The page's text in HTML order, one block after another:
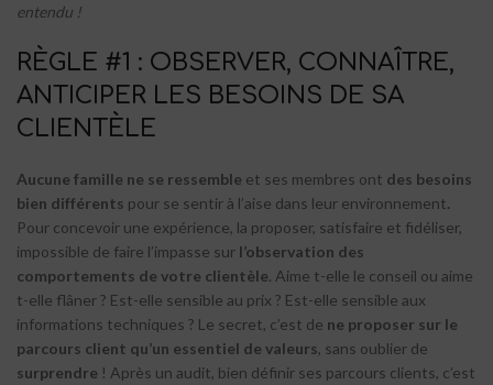
entendu !
RÈGLE #1 : OBSERVER, CONNAÎTRE,
ANTICIPER LES BESOINS DE SA
CLIENTÈLE
Aucune famille ne se ressemble et ses membres ont des besoins
bien différents pour se sentir à l’aise dans leur environnement.
Pour concevoir une expérience, la proposer, satisfaire et fidéliser,
impossible de faire l’impasse sur l’observation des
comportements de votre clientèle. Aime t-elle le conseil ou aime
t-elle flâner ? Est-elle sensible au prix ? Est-elle sensible aux
informations techniques ? Le secret, c’est de ne proposer sur le
parcours client qu’un essentiel de valeurs, sans oublier de
surprendre ! Après un audit, bien définir ses parcours clients, c’est